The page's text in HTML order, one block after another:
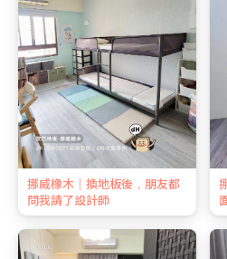
挪威橡木｜換地板後，朋友都
問我請了設計師